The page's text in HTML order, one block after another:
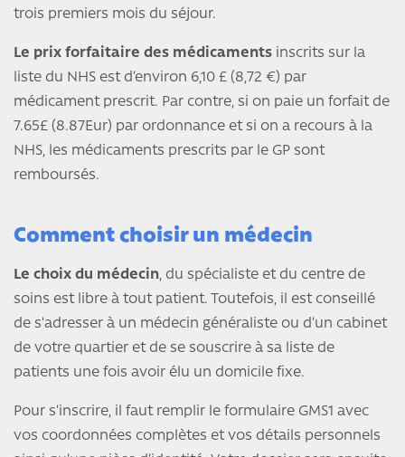
trois premiers mois du séjour.
Le prix forfaitaire des médicaments inscrits sur la
liste du NHS est d’environ 6,10 £ (8,72 €) par
médicament prescrit. Par contre, si on paie un forfait de
7.65£ (8.87Eur) par ordonnance et si on a recours à la
NHS, les médicaments prescrits par le GP sont
remboursés.
Comment choisir un médecin
Le choix du médecin, du spécialiste et du centre de
soins est libre à tout patient. Toutefois, il est conseillé
de s’adresser à un médecin généraliste ou d’un cabinet
de votre quartier et de se souscrire à sa liste de
patients une fois avoir élu un domicile fixe.
Pour s’inscrire, il faut remplir le formulaire GMS1 avec
vos coordonnées complètes et vos détails personnels